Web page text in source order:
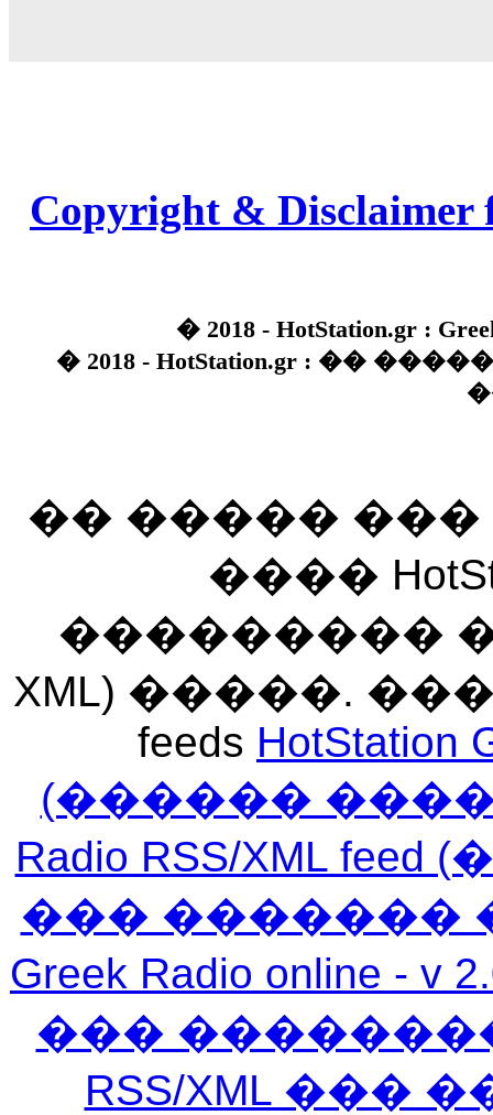
Copyright & Disclaimer
� 2018 - HotStation.gr :
� 2018 - HotStation.gr : ��
�� �����
����
��������� ���
XML) �����.
feeds HotStation
(������
Radio RSS/XML
��� �������
Greek Radio
���
RSS/XML